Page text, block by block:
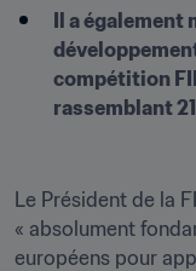
Il a
compétition
rassemblant
Le Président de la
« absolument